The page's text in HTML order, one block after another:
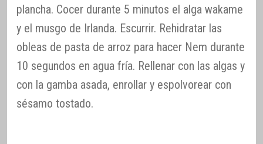
plancha. Cocer durante 5 minutos el alga wakame
y el musgo de Irlanda. Escurrir. Rehidratar las
obleas de pasta de arroz para hacer Nem durante
10 segundos en agua fría. Rellenar con las algas y
con la gamba asada, enrollar y espolvorear con
sésamo tostado.